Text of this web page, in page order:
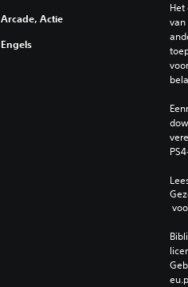
Arcade, Actie
Engels
van